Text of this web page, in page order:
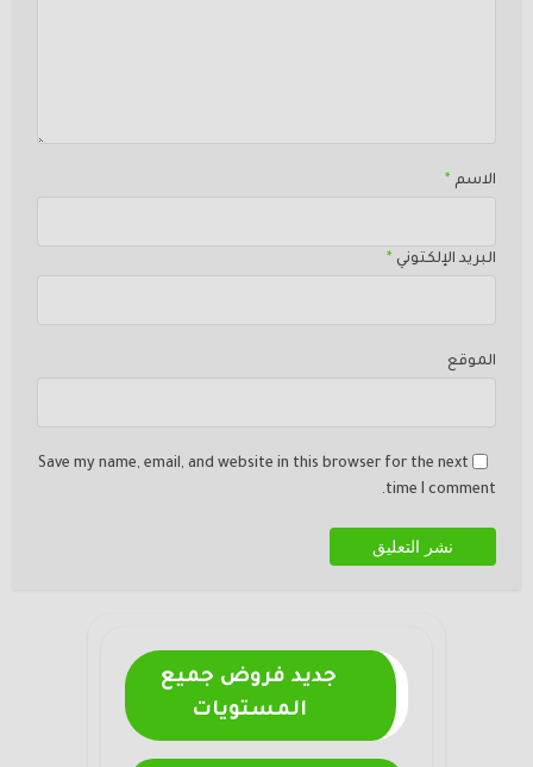
الاسم *
البريد الإلكتوني *
الموقع
Save my name, email, and website in this browser for the next
time I comment.
جديد فروض جميع
المستويات